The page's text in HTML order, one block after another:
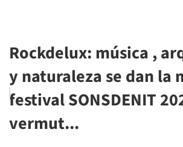
Rockdelux: música ,
y naturaleza se dan la
festival SONSDENIT
vermut...